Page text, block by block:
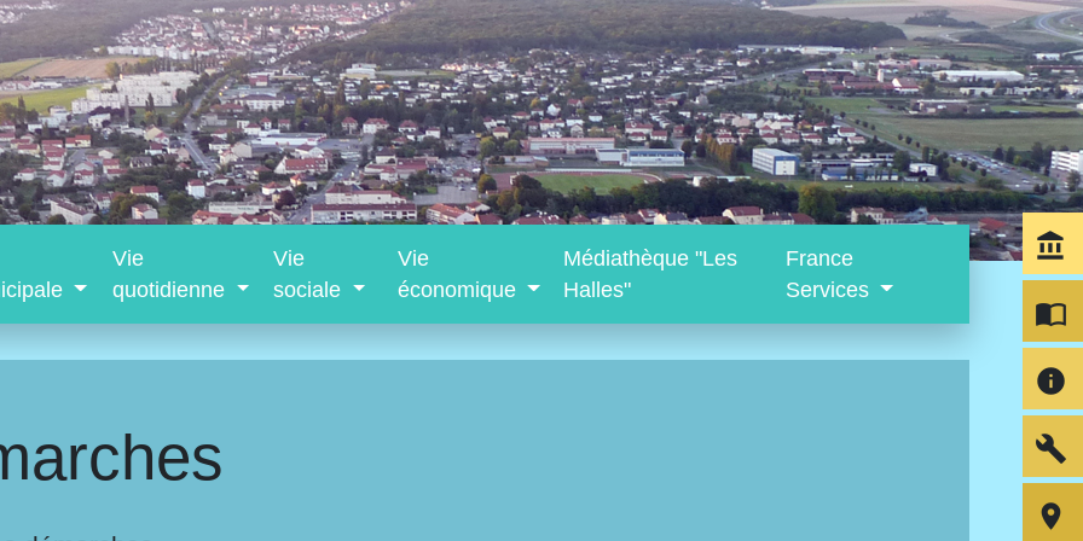
Vie
quotidienne
Vie
sociale
Vie
économique
Médiathèque "Les
Halles"
France
Services
account_balance
import_contacts
info
build
room